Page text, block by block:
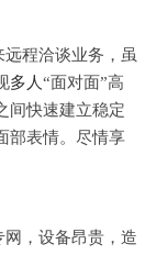
程洽谈业务，虽
多人“面对面”高
间快速建立稳定
部表情。尽情享
，设备昂贵，造